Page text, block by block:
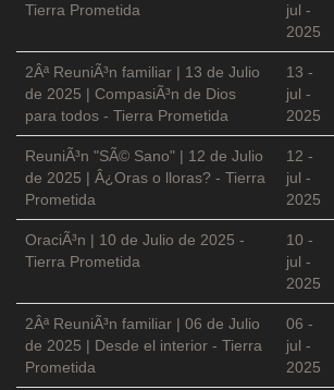
Tierra Prometida
jul -
2025
2Âª ReuniÃ³n familiar | 13 de Julio
de 2025 | CompasiÃ³n de Dios
para todos - Tierra Prometida
13 -
jul -
2025
ReuniÃ³n "SÃ© Sano" | 12 de Julio
de 2025 | Â¿Oras o lloras? - Tierra
Prometida
12 -
jul -
2025
OraciÃ³n | 10 de Julio de 2025 -
Tierra Prometida
10 -
jul -
2025
2Âª ReuniÃ³n familiar | 06 de Julio
de 2025 | Desde el interior - Tierra
Prometida
06 -
jul -
2025